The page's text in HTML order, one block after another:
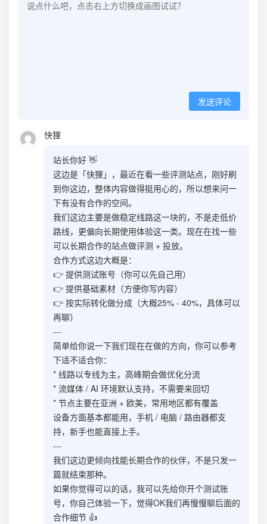
发送评论
快狸
站长你好 👋
这边是「快狸」，最近在看一些评测站点，刚好刷
到你这边，整体内容做得挺用心的，所以想来问一
下有没有合作的空间。
我们这边主要是做稳定线路这一块的，不是走低价
路线，更偏向长期使用体验这一类。现在在找一些
可以长期合作的站点做评测 + 投放。
合作方式这边大概是：
👉 提供测试账号（你可以先自己用）
👉 提供基础素材（方便你写内容）
👉 按实际转化做分成（大概25% - 40%，具体可以
再聊）
---
简单给你说一下我们现在在做的方向，你可以参考
下适不适合你：
* 线路以专线为主，高峰期会做优化分流
* 流媒体 / AI 环境默认支持，不需要来回切
* 节点主要在亚洲 + 欧美，常用地区都有覆盖
设备方面基本都能用，手机 / 电脑 / 路由器都支
持，新手也能直接上手。
---
我们这边更倾向找能长期合作的伙伴，不是只发一
篇就结束那种。
如果你觉得可以的话，我可以先给你开个测试账
号，你自己体验一下，觉得OK我们再慢慢聊后面的
合作细节 👍